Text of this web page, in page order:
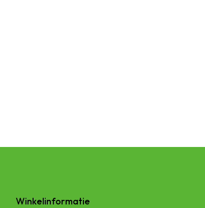
Winkelinformatie